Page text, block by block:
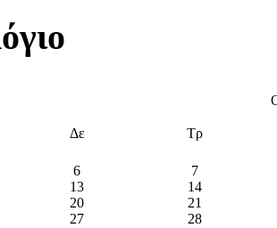
Δε Τρ
6
7
13
14
20
21
27 28